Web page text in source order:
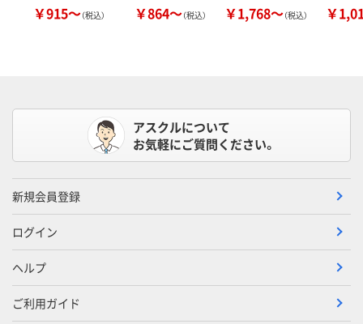
￥915～（税込） ￥864～（税込） ￥1,768～（税込） ￥
アスクルについて
お気軽にご質問ください。
新規会員登録
ログイン
ヘルプ
ご利用ガイド